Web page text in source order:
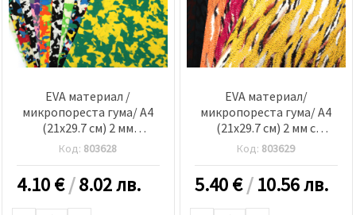
EVA материал /
микропореста гума/ А4
(21x29.7 см) 2 мм
камуфлажни цветове
-10 броя
Код: 803628
4.10€/8.02 лв.
EVA материал/
микропореста гума/ А4
(21x29.7 см) 2 мм с
текстилно покритие
имитиращо животински
шарки -10 броя
Код: 803629
5.40€/10.56 лв.